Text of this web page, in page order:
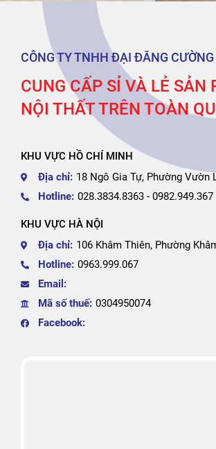
CÔNG TY TNHH ĐẠI ĐĂNG
CUNG CẤP SỈ VÀ LẺ SẢN
NỘI THẤT TRÊN TOÀN
KHU VỰC HỒ CHÍ MINH
Địa chỉ: 18 Ngô Gia Tự, Phường Vườn
Hotline: 028.3834.8363 - 0982.949.367
KHU VỰC HÀ NỘI
Địa chỉ: 106 Khâm Thiên, Phường
Hotline: 0963.999.067
Email:
Mã số thuế: 0304950074
Facebook: